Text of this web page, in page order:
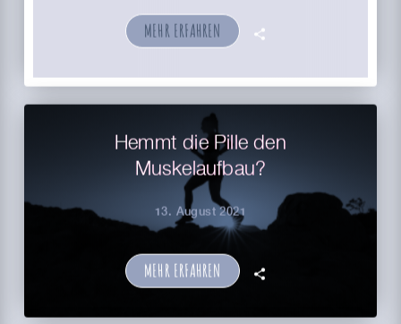
MEHR ERFAHREN 🗣
Hemmt die Pille den
Muskelaufbau?
13. August 2021
MEHR ERFAHREN 🗣